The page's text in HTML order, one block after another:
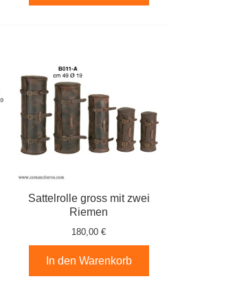
Sattelrolle gross mit zwei
Riemen
180,00 €
In den Warenkorb